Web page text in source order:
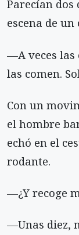
Parecían dos
escena de
—A veces las
las comen.
Con un
el hombre
echó en el
rodante.
—¿Y recoge
—Unas diez,